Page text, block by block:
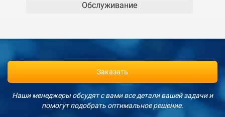
Обслуживание
Заказать
Наши менеджеры обсудят с вами все детали вашей задачи и
помогут подобрать оптимальное решение.